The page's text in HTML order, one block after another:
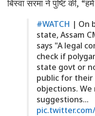
बिस्वा सरमा ने पुष्टि की,
#WATCH | On
state, Assam
says "A legal
check if
state govt or
public for their
objections.
suggestions…